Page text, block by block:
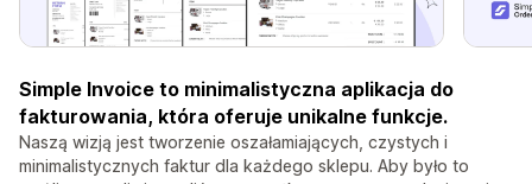
Simple Invoice to minimalistyczna aplikacja do
fakturowania, która oferuje unikalne funkcje.
Naszą wizją jest tworzenie oszałamiających, czystych i
minimalistycznych faktur dla każdego sklepu. Aby było to